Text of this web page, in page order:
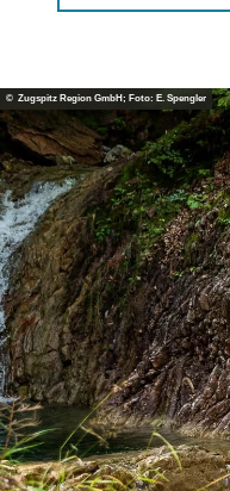
© Zugspitz Region GmbH; Foto: E. Spengler